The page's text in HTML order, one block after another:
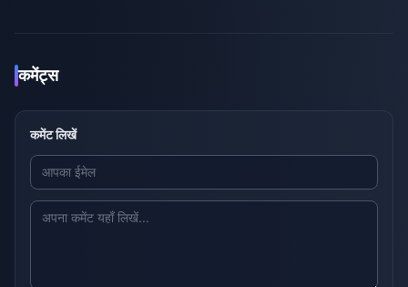
कमेंट्स
कमेंट लिखें